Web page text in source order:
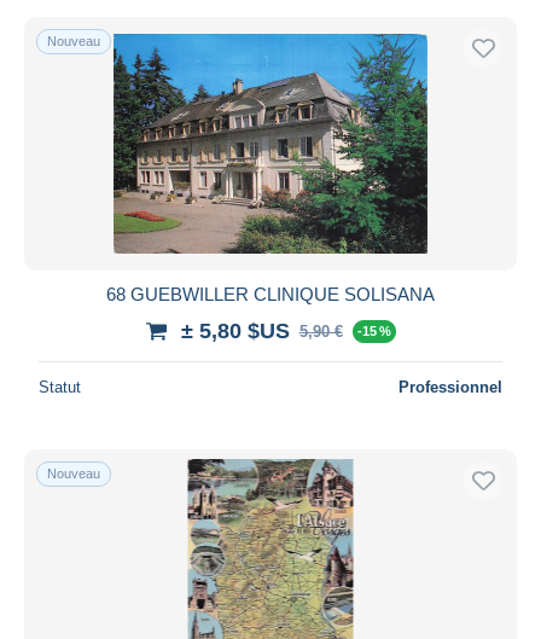
Nouveau
68 GUEBWILLER CLINIQUE SOLISANA
± 5,80 $US 5,90 € -15 %
Statut Professionnel
Nouveau